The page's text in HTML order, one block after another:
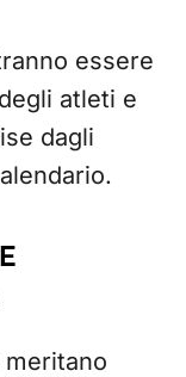
essere
atleti e
dagli